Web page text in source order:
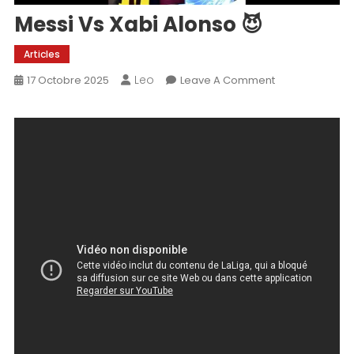
Messi Vs Xabi Alonso 😈
Articles
17 Octobre 2025 Leo Leave A CommentOn
Vs